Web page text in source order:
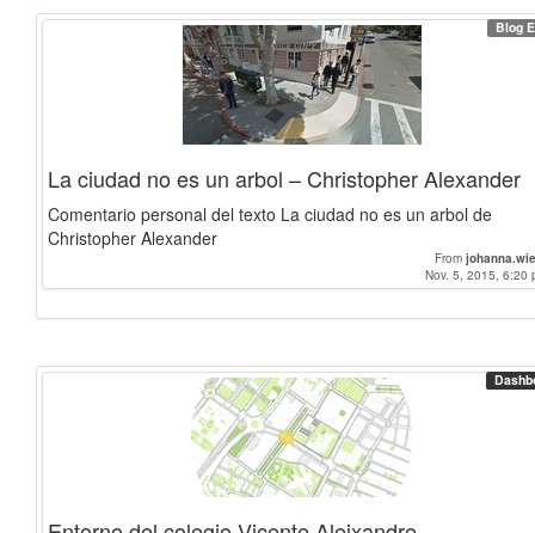
Blog
La ciudad no es un arbol – Christopher Alexander
Comentario personal del texto La ciudad no es un arbol de
Christopher Alexander
From
Nov. 5, 2015, 6:20